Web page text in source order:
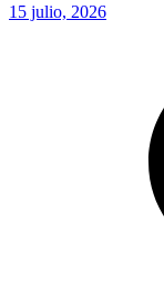
15 julio, 2026